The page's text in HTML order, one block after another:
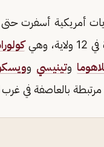
وتينيسي و
بالعاصفة في غرب